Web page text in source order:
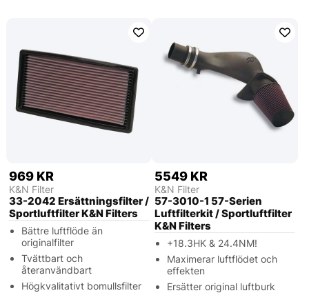
969 KR
K&N Filter
33-2042 Ersättningsfilter /
Sportluftfilter K&N Filters
Bättre luftflöde än
originalfilter
Tvättbart och
återanvändbart
Högkvalitativt bomullsfilter
5549 KR
K&N Filter
57-3010-1 57-Serien
Luftfilterkit / Sportluftfilter
K&N Filters
+18.3HK & 24.4NM!
Maximerar luftflödet och
effekten
Ersätter original luftburk